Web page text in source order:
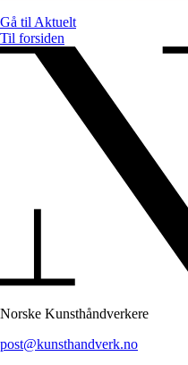
Gå til Aktuelt
Til forsiden
Norske Kunsthåndverkere
post@kunsthandverk.no